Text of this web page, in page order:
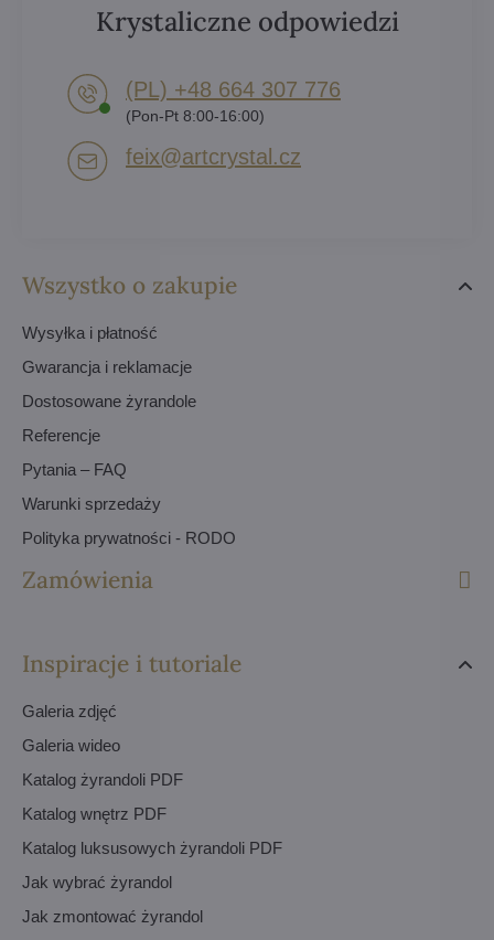
Wszystko o zakupie
Wysyłka i płatność
Gwarancja i reklamacje
Dostosowane żyrandole
Referencje
Pytania – FAQ
Warunki sprzedaży
Polityka prywatności - RODO
Zamówienia
Inspiracje i tutoriale
Galeria zdjęć
Galeria wideo
Katalog żyrandoli PDF
Katalog wnętrz PDF
Katalog luksusowych żyrandoli PDF
Jak wybrać żyrandol
Jak zmontować żyrandol
Krystaliczne odpowiedzi
(PL) +48 664 307 776
(Pon-Pt 8:00-16:00)
feix​@artcrystal​.cz